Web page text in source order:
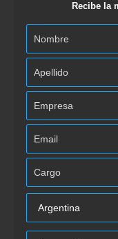
Recibe la